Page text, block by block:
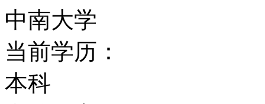
邮件信箱。
住宿及福利
中南大学
当前学历：
本科